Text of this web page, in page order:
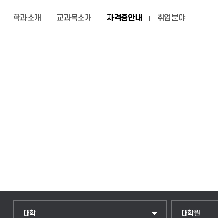
학과소개 교과목소개 자격증안내 취업분야
대학
인문융합공공인재학부 대학원
일반대학원